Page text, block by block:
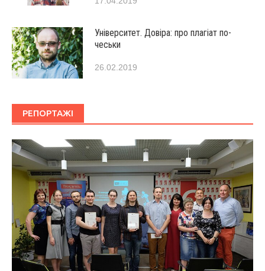
Університет. Довіра: про плагіат по-
чеськи
26.02.2019
РЕПОРТАЖІ